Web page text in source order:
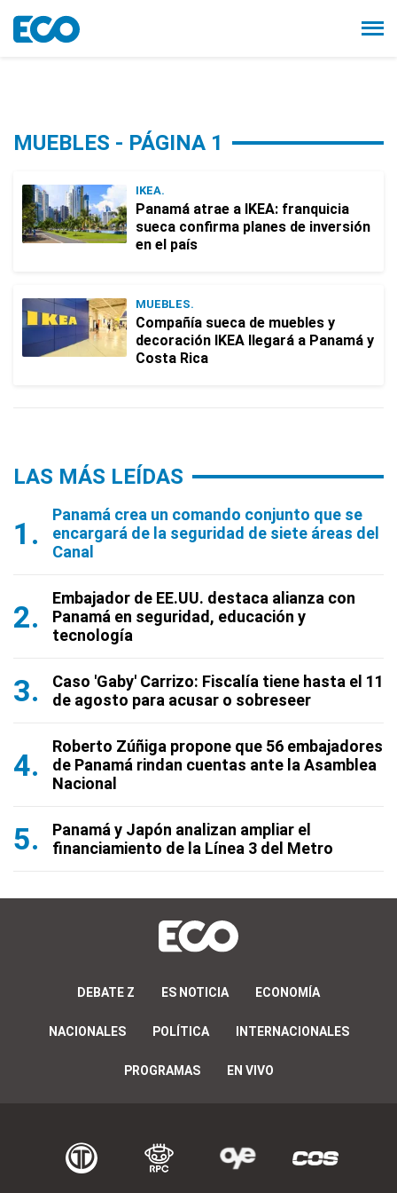
MUEBLES - PÁGINA 1
IKEA.
Panamá atrae a IKEA: franquicia
sueca confirma planes de inversión
en el país
MUEBLES.
Compañía sueca de muebles y
decoración IKEA llegará a Panamá y
Costa Rica
LAS MÁS LEÍDAS
Panamá crea un comando conjunto que se
encargará de la seguridad de siete áreas del
Canal
Embajador de EE.UU. destaca alianza con
Panamá en seguridad, educación y
tecnología
Caso 'Gaby' Carrizo: Fiscalía tiene hasta el 11
de agosto para acusar o sobreseer
Roberto Zúñiga propone que 56 embajadores
de Panamá rindan cuentas ante la Asamblea
Nacional
Panamá y Japón analizan ampliar el
financiamiento de la Línea 3 del Metro
DEBATE Z ES NOTICIA ECONOMÍA
NACIONALES POLÍTICA INTERNACIONALES
PROGRAMAS EN VIVO